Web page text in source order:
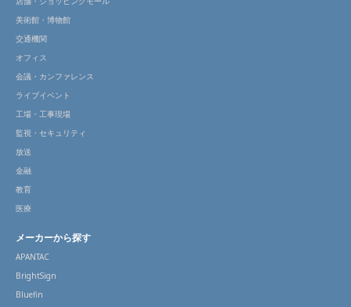
美術館・博物館
交通機関
オフィス
会議・カンファレンス
ライブイベント
工場・工事現場
監視・セキュリティ
放送
金融
教育
医療
メーカーから探す
APANTAC
BrightSign
Bluefin